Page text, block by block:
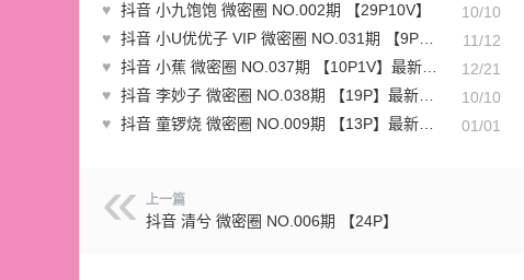
♥ 抖音 小九饱饱 微密圈 NO.002期 【29P10V】
10/10
♥ 抖音 小U优优子 VIP 微密圈 NO.031期 【9P】最新至：2023.11.10
11/12
♥ 抖音 小蕉 微密圈 NO.037期 【10P1V】最新至：2023.12.20
12/21
♥ 抖音 李妙子 微密圈 NO.038期 【19P】最新至：2023.7.15
10/10
♥ 抖音 童锣烧 微密圈 NO.009期 【13P】最新至：2023.12.28 01/01
上一篇
抖音 清兮 微密圈 NO.006期 【24P】